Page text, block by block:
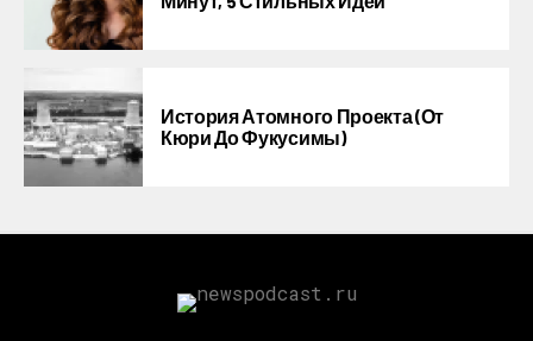
История Атомного Проекта (от
Кюри До Фукусимы)